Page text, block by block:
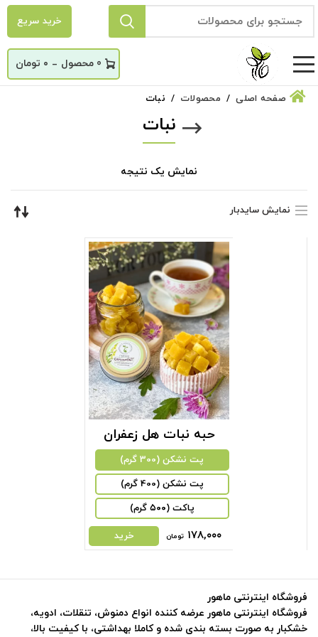
خرید سریع
0
_ ۰ تومان
صفحه اصلی محصولات نبات
نبات
نمایش یک نتیجه
نمایش سایدبار
حبه نبات هل زعفران
پت نشکن (300 گرم)
پت نشکن (400 گرم)
پاکت (۵۰۰ گرم)
۱۷۸,۰۰۰ تومان خرید
فروشگاه اینترنتی ماهور
فروشگاه اینترنتی ماهور عرضه کننده انواع دمنوش، تنقلات، ادویه،
خشکبار به صورت بسته بندی شده و کاملا بهداشتی، با کیفیت بالا،